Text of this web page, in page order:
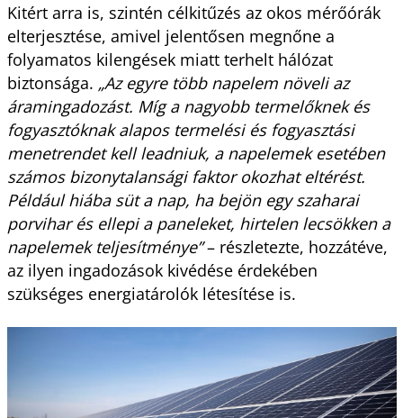
Kitért arra is, szintén célkitűzés az okos mérőórák
elterjesztése, amivel jelentősen megnőne a
folyamatos kilengések miatt terhelt hálózat
biztonsága. „Az egyre több napelem növeli az
áramingadozást. Míg a nagyobb termelőknek és
fogyasztóknak alapos termelési és fogyasztási
menetrendet kell leadniuk, a napelemek esetében
számos bizonytalansági faktor okozhat eltérést.
Például hiába süt a nap, ha bejön egy szaharai
porvihar és ellepi a paneleket, hirtelen lecsökken a
napelemek teljesítménye”– részletezte, hozzátéve,
az ilyen ingadozások kivédése érdekében
szükséges energiatárolók létesítése is.